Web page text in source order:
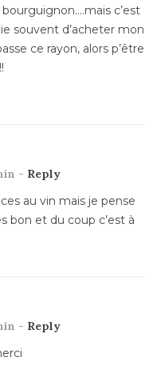
bourguignon….mais c’est
souvent d’acheter mon
ce rayon, alors p’être
- Reply
au vin mais je pense
bon et du coup c’est à
- Reply